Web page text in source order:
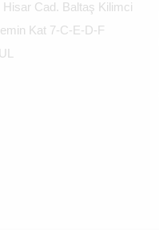
Cad. Baltaş Kilimci
Kat 7-C-E-D-F